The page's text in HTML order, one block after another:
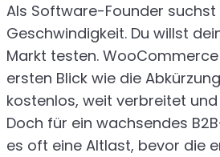
Als Software-Founder suchst
Geschwindigkeit. Du willst
Markt testen.
ersten Blick wie die
kostenlos, weit verbreitet
Doch für ein wachsendes
es oft eine Altlast, bevor die